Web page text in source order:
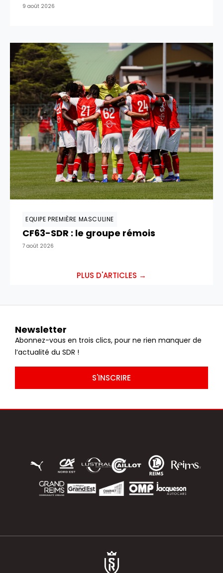
9 août 2026
EQUIPE PREMIÈRE MASCULINE
CF63-SDR : le groupe rémois
7 août 2026
PLUS D'ARTICLES →
Newsletter
Abonnez-vous en trois clics, pour ne rien manquer de
l’actualité du SDR !
S'INSCRIRE